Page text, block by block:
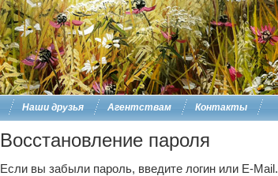
Наши друзья Агентствам Контакты
Восстановление пароля
Если вы забыли пароль, введите логин или E-Mail.